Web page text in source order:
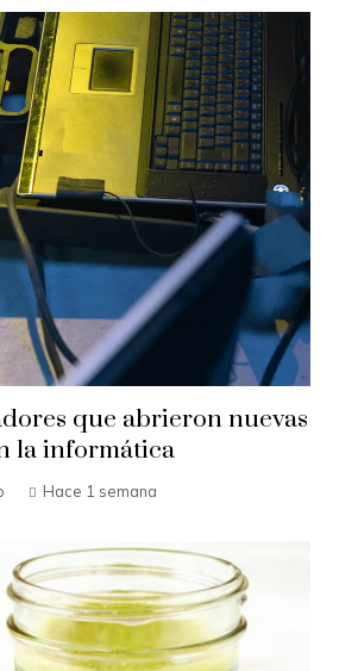
que abrieron nuevas
la informática
Hace 1 semana